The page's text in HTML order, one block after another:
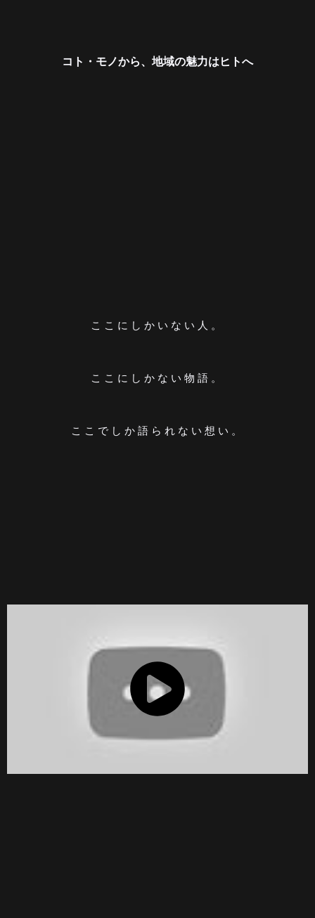
コト・モノから、地域の魅力はヒトへ
ここにしかいない人。
ここにしかない物語。
ここでしか語られない想い。